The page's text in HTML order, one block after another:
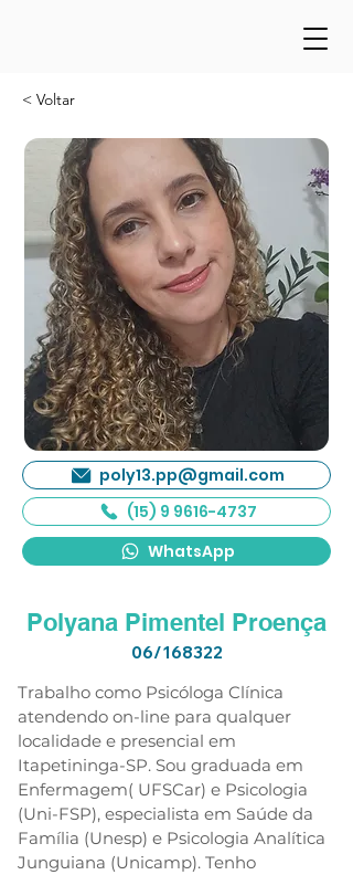
< Voltar
poly13.pp@gmail.com
(15) 9 9616-4737
WhatsApp
Polyana Pimentel Proença
06/168322
Trabalho como Psicóloga Clínica
atendendo on-line para qualquer
localidade e presencial em
Itapetininga-SP. Sou graduada em
Enfermagem( UFSCar) e Psicologia
(Uni-FSP), especialista em Saúde da
Família (Unesp) e Psicologia Analítica
Junguiana (Unicamp). Tenho